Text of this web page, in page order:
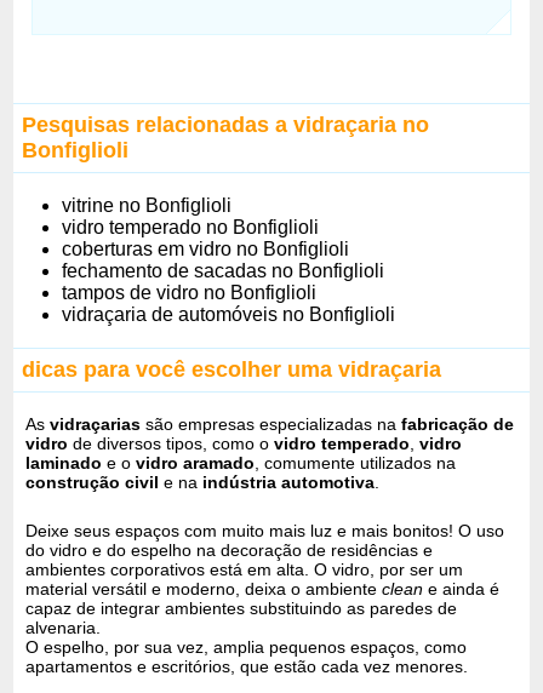
Pesquisas relacionadas a vidraçaria no
Bonfiglioli
vitrine no Bonfiglioli
vidro temperado no Bonfiglioli
coberturas em vidro no Bonfiglioli
fechamento de sacadas no Bonfiglioli
tampos de vidro no Bonfiglioli
vidraçaria de automóveis no Bonfiglioli
dicas para você escolher uma vidraçaria
Asvidraçarias são empresas especializadas nafabricação de
vidro de diversos tipos, como ovidro temperado ,vidro
laminado e ovidro aramado , comumente utilizados na
construção civil e na indústria automotiva
Deixe seus espaços com muito mais luz e mais bonitos! O uso
do vidro e do espelho na decoração de residências e
ambientes corporativos está em alta. O vidro, por ser um
material versátil e moderno, deixa o ambienteclean e ainda é
capaz de integrar ambientes substituindo as paredes de
alvenaria.
O espelho, por sua vez, amplia pequenos espaços, como
apartamentos e escritórios, que estão cada vez menores.